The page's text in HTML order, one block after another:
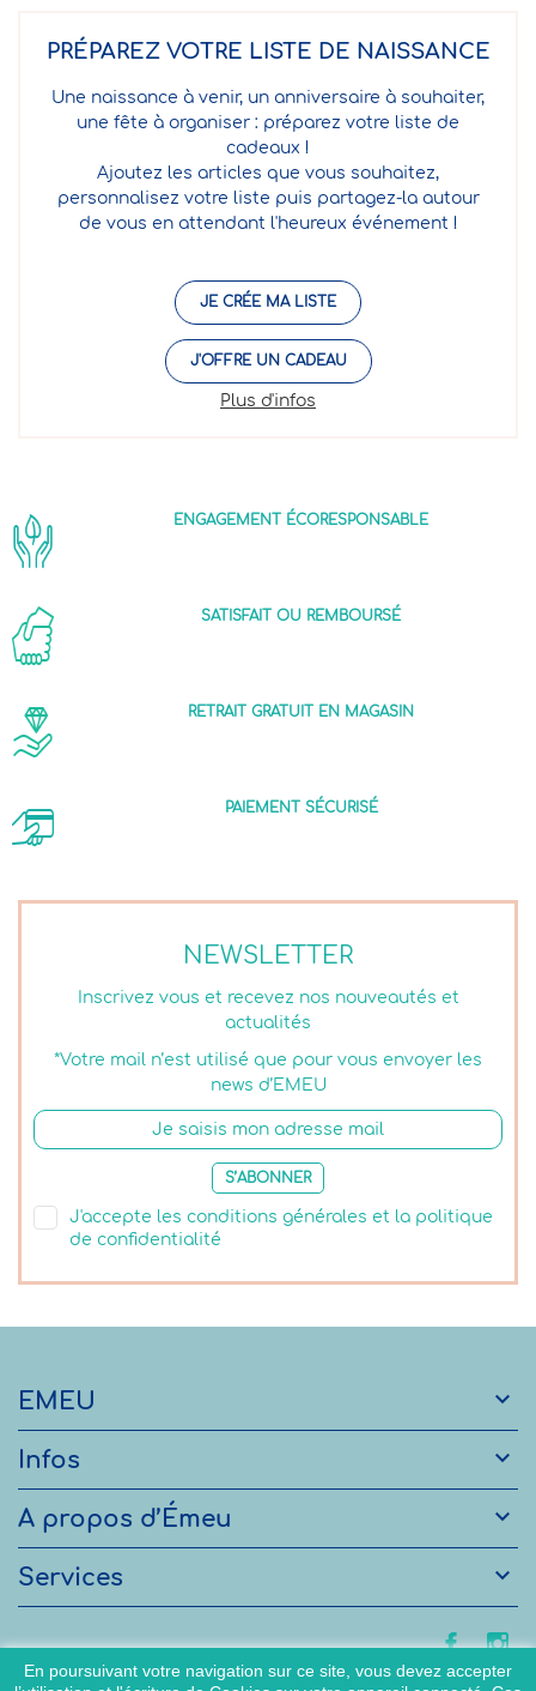
PRÉPAREZ VOTRE LISTE DE NAISSANCE
Une naissance à venir, un anniversaire à souhaiter,
une fête à organiser : préparez votre liste de
cadeaux !
Ajoutez les articles que vous souhaitez,
personnalisez votre liste puis partagez-la autour
de vous en attendant l'heureux événement !
JE CRÉE MA LISTE
J'OFFRE UN CADEAU
Plus d'infos
NEWSLETTER
Inscrivez vous et recevez nos nouveautés et
actualités
*Votre mail n’est utilisé que pour vous envoyer les
news d’EMEU
S’ABONNER
J'accepte les conditions générales et la politique
de confidentialité
ENGAGEMENT ÉCORESPONSABLE
SATISFAIT OU REMBOURSÉ
RETRAIT GRATUIT EN MAGASIN
PAIEMENT SÉCURISÉ
EMEU 
Infos 
A propos d’Émeu 
Services 
En poursuivant votre navigation sur ce site, vous devez accepter